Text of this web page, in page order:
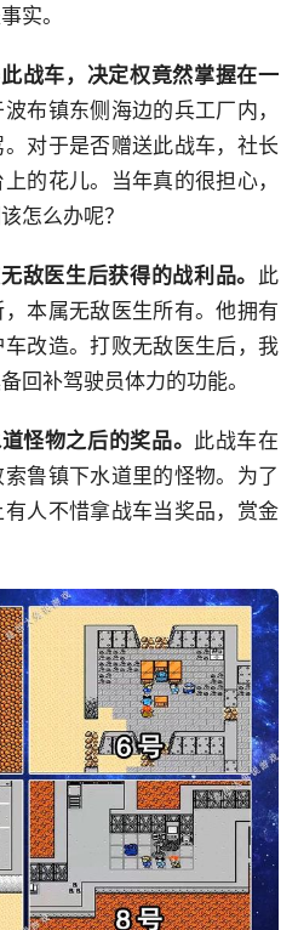
实。
战车，决定权竟然掌握在一
布镇东侧海边的兵工厂内，
对于是否赠送此战车，社长
的花儿。当年真的很担心，
怎么办呢？
敌医生后获得的战利品。 此
本属无敌医生所有。他拥有
改造。打败无敌医生后，我
回补驾驶员体力的功能。
怪物之后的奖品。 此战车在
鲁镇下水道里的怪物。为了
人不惜拿战车当奖品，赏金